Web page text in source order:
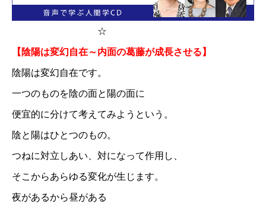
☆
【陰陽は変幻自在～内面の葛藤が成長させる】
陰陽は変幻自在です。
一つのものを陰の面と陽の面に
便宜的に分けて考えてみようという。
陰と陽はひとつのもの。
つねに対立しあい、対になって作用し、
そこからあらゆる変化が生じます。
夜があるから昼がある